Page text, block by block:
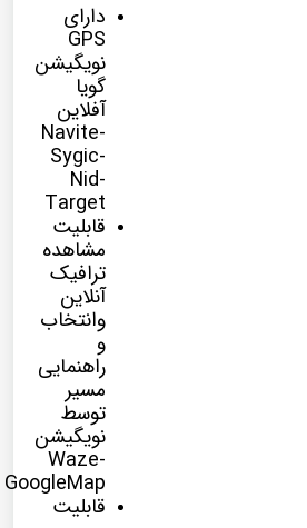
دارای
GPS
نویگیشن
گویا
آفلاین
Navite-
Sygic-
Nid-
Target
قابلیت
مشاهده
ترافیک
آنلاین
وانتخاب
و
راهنمایی
مسیر
توسط
نویگیشن
Waze-
GoogleMap
قابلیت